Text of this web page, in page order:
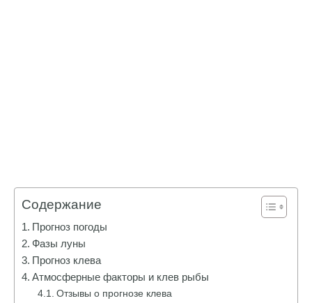
Содержание
Прогноз погоды
Фазы луны
Прогноз клева
Атмосферные факторы и клев рыбы
Отзывы о прогнозе клева